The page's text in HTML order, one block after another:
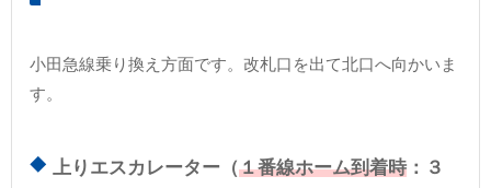
小田急線乗り換え方面です。改札口を出て北口へ向かいま
す。
上りエスカレーター（１番線ホーム到着時 ：３